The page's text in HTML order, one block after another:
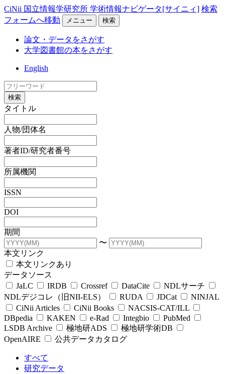
CiNii 国立情報学研究所 学術情報ナビゲータ[サイニィ] 検索
フォームへ移動
メニュー 検索
論文・データをさがす
大学図書館の本をさがす
English
検索
タイトル
人物/団体名
著者ID/研究者番号
所属機関
ISSN
DOI
期間
〜
本文リンク
本文リンクあり
データソース
JaLC
IRDB Crossref DataCite
NDLサーチ
NDLデジコレ（旧NII-ELS）
RUDA JDCat
NINJAL
CiNii Articles
CiNii Books
NACSIS-CAT/ILL
DBpedia
KAKEN e-Rad Integbio
PubMed
LSDB Archive
極地研ADS
極地研学術DB
OpenAIRE
公共データカタログ
すべて
研究データ